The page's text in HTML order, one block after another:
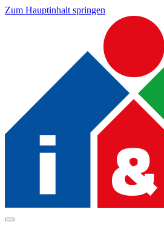
Zum Hauptinhalt springen